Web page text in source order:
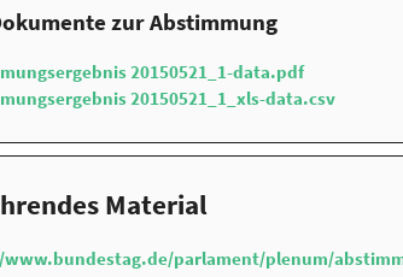
zur Abstimmung
20150521_1-data.pdf
20150521_1_xls-data.csv
Material
parlament/plenum/